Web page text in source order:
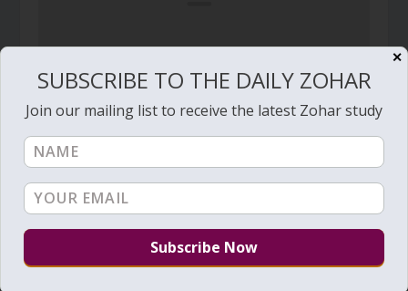
Daily Zohar # 1091 – Pinchas – Missed
December 20, 2012
✕
SUBSCRIBE TO THE DAILY ZOHAR
Join our mailing list to receive the latest Zohar study